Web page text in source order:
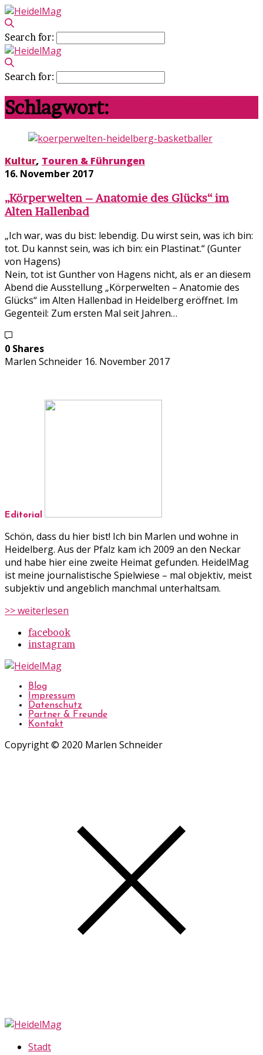
Search for:
Search for:
Schlagwort:
Kultur, Touren & Führungen
16. November 2017
„Körperwelten – Anatomie des Glücks“ im
Alten Hallenbad
„Ich war, was du bist: lebendig. Du wirst sein, was ich bin:
tot. Du kannst sein, was ich bin: ein Plastinat.“ (Gunter
von Hagens)
Nein, tot ist Gunther von Hagens nicht, als er an diesem
Abend die Ausstellung „Körperwelten – Anatomie des
Glücks“ im Alten Hallenbad in Heidelberg eröffnet. Im
Gegenteil: Zum ersten Mal seit Jahren…
0 Shares
Marlen Schneider 16. November 2017
Editorial
Schön, dass du hier bist! Ich bin Marlen und wohne in
Heidelberg. Aus der Pfalz kam ich 2009 an den Neckar
und habe hier eine zweite Heimat gefunden. HeidelMag
ist meine journalistische Spielwiese – mal objektiv, meist
subjektiv und angeblich manchmal unterhaltsam.
>> weiterlesen
facebook
instagram
Blog
Impressum
Datenschutz
Partner & Freunde
Kontakt
Copyright © 2020 Marlen Schneider
Stadt